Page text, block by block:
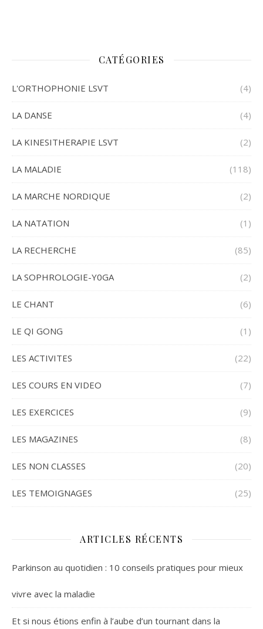
CATÉGORIES
L'ORTHOPHONIE LSVT (4)
LA DANSE (4)
LA KINESITHERAPIE LSVT (2)
LA MALADIE (118)
LA MARCHE NORDIQUE (2)
LA NATATION (1)
LA RECHERCHE (85)
LA SOPHROLOGIE-Y0GA (2)
LE CHANT (6)
LE QI GONG (1)
LES ACTIVITES (22)
LES COURS EN VIDEO (7)
LES EXERCICES (9)
LES MAGAZINES (8)
LES NON CLASSES (20)
LES TEMOIGNAGES (25)
ARTICLES RÉCENTS
Parkinson au quotidien : 10 conseils pratiques pour mieux
vivre avec la maladie
Et si nous étions enfin à l’aube d’un tournant dans la